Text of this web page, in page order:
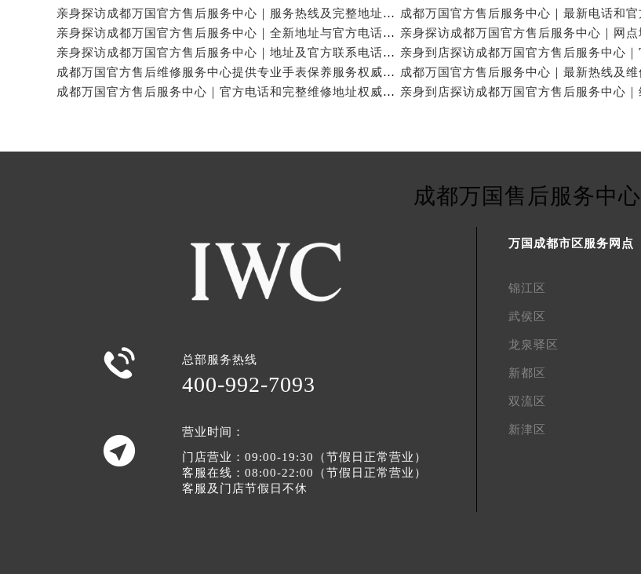
亲身探访成都万国官方售后服务中心｜服务热线及完整地址（2026年7月最新）
亲身探访成都万国官方售后服务中心｜全新地址与官方电话（2026年7月最新）
亲身探访成都万国官方售后服务中心｜地址及官方联系电话（2026年7月最新）
成都万国官方售后维修服务中心提供专业手表保养服务权威公示（2026年7月最新）
成都万国官方售后服务中心｜官方电话和完整维修地址权威信息公示（2026年7月最新）
成都万国售后服务中心
 总部服务热线
400-992-7093

营业时间：
门店营业：09:00-19:30（节假日正常营业）
客服在线：08:00-22:00（节假日正常营业）
客服及门店节假日不休
万国成都市区服务网点
锦江区
武侯区
龙泉驿区
新都区
双流区
新津区